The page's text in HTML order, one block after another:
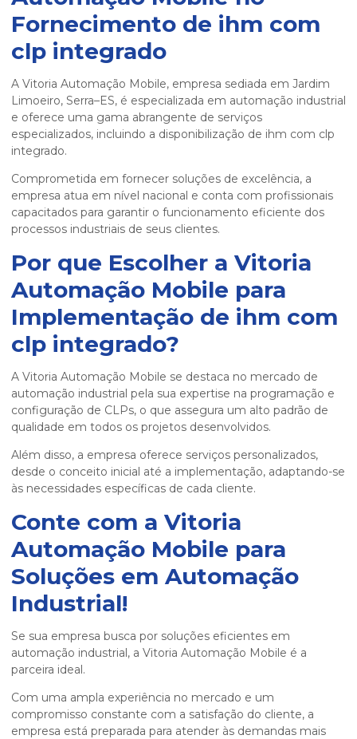
Fornecimento de ihm com
clp integrado
A Vitoria Automação Mobile, empresa sediada em Jardim
Limoeiro, Serra–ES, é especializada em automação industrial
e oferece uma gama abrangente de serviços
especializados, incluindo a disponibilização de ihm com clp
integrado.
Comprometida em fornecer soluções de excelência, a
empresa atua em nível nacional e conta com profissionais
capacitados para garantir o funcionamento eficiente dos
processos industriais de seus clientes.
Por que Escolher a Vitoria
Automação Mobile para
Implementação de ihm com
clp integrado?
A Vitoria Automação Mobile se destaca no mercado de
automação industrial pela sua expertise na programação e
configuração de CLPs, o que assegura um alto padrão de
qualidade em todos os projetos desenvolvidos.
Além disso, a empresa oferece serviços personalizados,
desde o conceito inicial até a implementação, adaptando-se
às necessidades específicas de cada cliente.
Conte com a Vitoria
Automação Mobile para
Soluções em Automação
Industrial!
Se sua empresa busca por soluções eficientes em
automação industrial, a Vitoria Automação Mobile é a
parceira ideal.
Com uma ampla experiência no mercado e um
compromisso constante com a satisfação do cliente, a
empresa está preparada para atender às demandas mais